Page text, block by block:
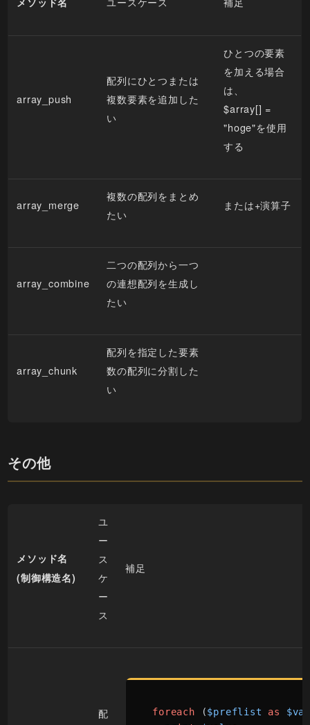
array_push
配列にひとつまたは
複数要素を追加した
い
ひとつの要素
を加える場合
は、
$array[] =
"hoge"を使用
する
array_merge
複数の配列をまとめ
たい
または+演算子
array_combine
二つの配列から一つ
の連想配列を生成し
たい
array_chunk
配列を指定した要素
数の配列に分割した
い
その他
メソッド名
(制御構造名)
ユ
ー
ス
ケ
ー
ス
補足
配
foreach ($preflist as